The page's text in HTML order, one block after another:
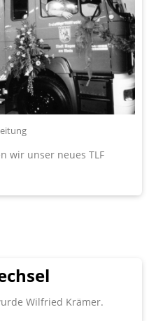
wir unser neues TLF
Wilfried Krämer.